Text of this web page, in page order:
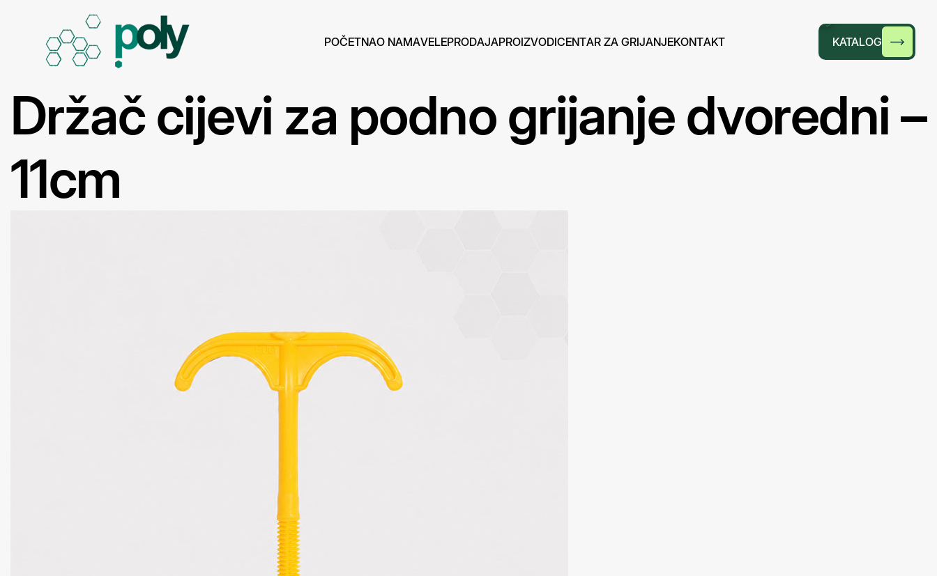
POČETNAO NAMAVELEPRODAJAPROIZVODICENTAR ZA GRIJANJEKONTAKT KATALOG
Držač cijevi za podno grijanje dvoredni –
11cm